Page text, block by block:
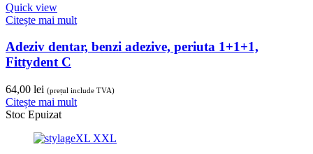
Quick view
Citește mai mult
Adeziv dentar, benzi adezive, periuta 1+1+1,
Fittydent C
64,00 lei (prețul include TVA)
Citește mai mult
Stoc Epuizat